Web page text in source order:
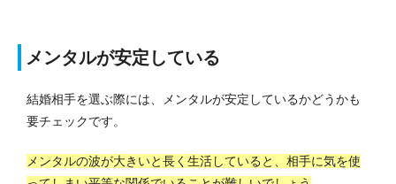
メンタルが安定している
結婚相手を選ぶ際には、メンタルが安定しているかどうかも
要チェックです。
メンタルの波が大きいと長く生活していると、相手に気を使